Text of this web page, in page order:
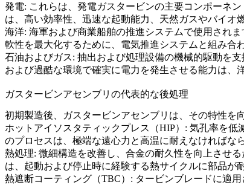
発電: これらは、発電ガスタービンの主要コンポーネ
は、高い効率性、迅速な起動能力、天然ガスやバイオ
海洋: 海軍および商業船舶の推進システムで使用され
軟性を最大化するために、電気推進システムと組み合
石油およびガス: 抽出および処理設備の機械的駆動を
および過酷な環境で確実に電力を発生させる能力は、
ガスタービンアセンブリの代表的な後処理
初期製造後、ガスタービンアセンブリは、その特性を
ホットアイソスタティックプレス（HIP） : 気孔率を低
のプロセスは、極端な遠心力と高温に耐えなければな
熱処理: 微細構造を改善し、合金の耐久性を向上させる
は、起動および停止時に経験する熱サイクルに部品が
熱遮断コーティング（TBC） : タービンブレードに適用